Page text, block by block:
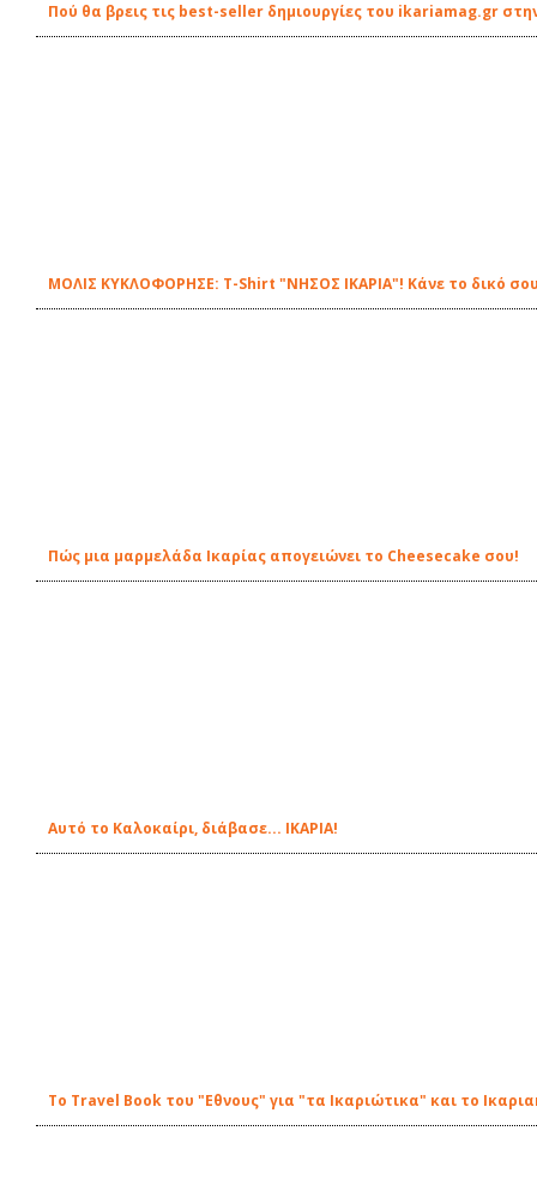
Πού θα βρεις τις best-seller δημιουργίες του ikariamag.gr
ΜΟΛΙΣ ΚΥΚΛΟΦΟΡΗΣΕ: Τ-Shirt "ΝΗΣΟΣ ΙΚΑΡΙΑ"! Κάνε το δικό
Πώς μια μαρμελάδα Ικαρίας απογειώνει το Cheesecake σου!
Αυτό το Καλοκαίρι, διάβασε... ΙΚΑΡΙΑ!
Το Travel Book του "Εθνους" για "τα Ικαριώτικα" και το